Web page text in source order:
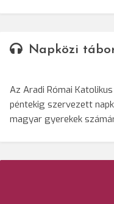
Napközi
Az Aradi Római
péntekig szervezett
magyar gyerekek